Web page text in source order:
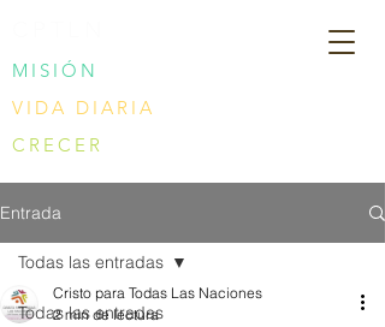
MISIÓN
VIDA DIARIA
CRECER
Entrada
Todas las entradas
Todas las entradas
Cristo para Todas Las Naciones
2 min de lectura